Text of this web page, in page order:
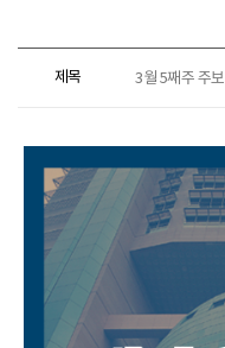
제목 3월 5째주 주보